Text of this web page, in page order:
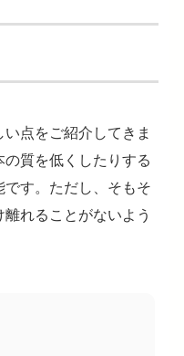
点をご紹介してきま
質を低くしたりする
す。ただし、そもそ
れることがないよう